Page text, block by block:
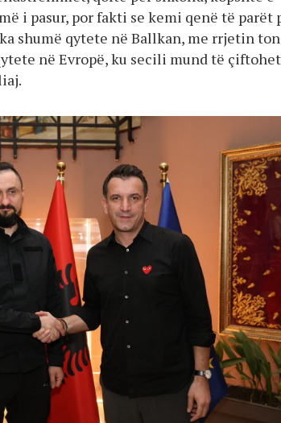
i pasur, por fakti se kemi qenë të parët
shumë qytete në Ballkan, me rrjetin
në Evropë, ku secili mund të çiftohet